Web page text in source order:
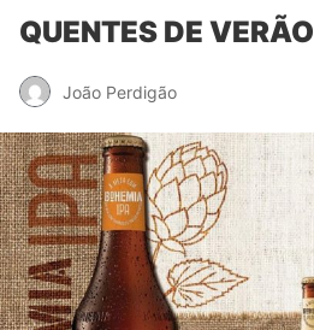
QUENTES DE VERÃO
João Perdigão